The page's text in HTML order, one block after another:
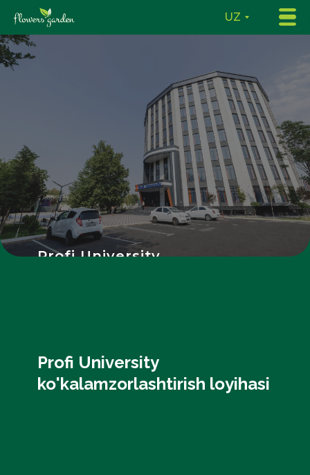
UZ
Profi University
Profi University
ko'kalamzorlashtirish loyihasi